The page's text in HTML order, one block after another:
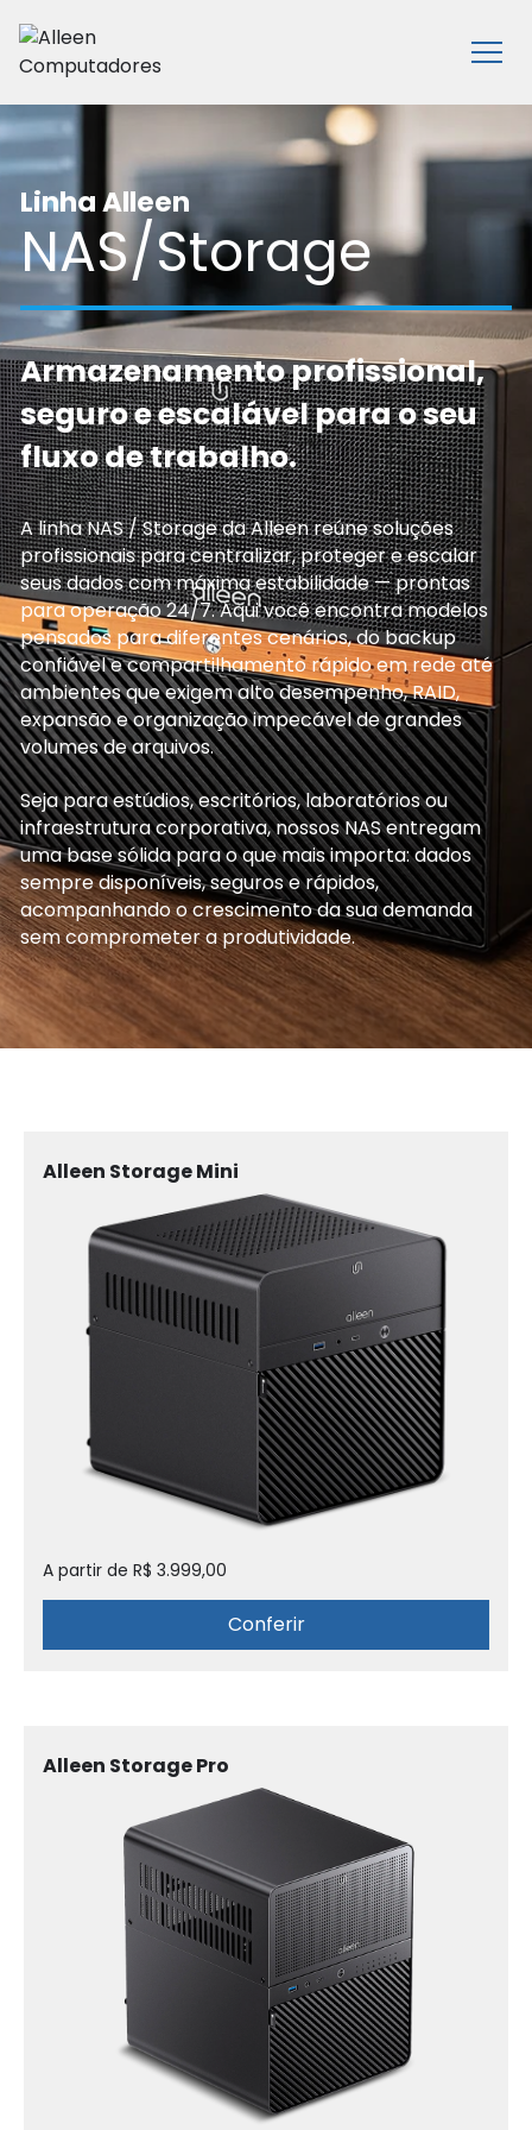
Abrir
Linha Alleen
NAS/Storage
Armazenamento profissional,
seguro e escalável para o seu
fluxo de trabalho.
A linha NAS / Storage da Alleen reúne soluções
profissionais para centralizar, proteger e escalar
seus dados com máxima estabilidade — prontas
para operação 24/7. Aqui você encontra modelos
pensados para diferentes cenários, do backup
confiável e compartilhamento rápido em rede até
ambientes que exigem alto desempenho, RAID,
expansão e organização impecável de grandes
volumes de arquivos.
Seja para estúdios, escritórios, laboratórios ou
infraestrutura corporativa, nossos NAS entregam
uma base sólida para o que mais importa: dados
sempre disponíveis, seguros e rápidos,
acompanhando o crescimento da sua demanda
sem comprometer a produtividade.
Alleen Storage Mini
A partir de R$ 3.999,00
Conferir
Alleen Storage Pro